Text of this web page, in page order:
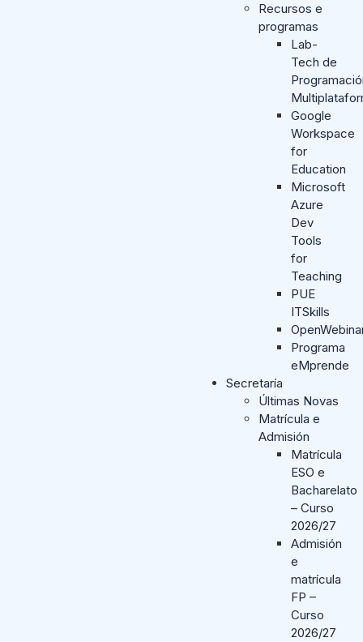
Recursos e
programas
Lab-
Tech de
Google
Workspace
for
Education
Microsoft
Azure
Dev
Tools
for
Teaching
PUE
ITSkills
Programa
eMprende
Secretaría
Últimas Novas
Matrícula e
Admisión
Matrícula
ESO e
Bacharelato
– Curso
2026/27
Admisión
e
matrícula
FP –
Curso
2026/27